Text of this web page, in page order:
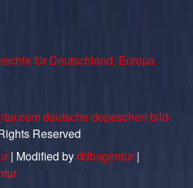
für Deutschland, Europa
deutsche depeschen bild-
Reserved
| Modified byddbagentur|